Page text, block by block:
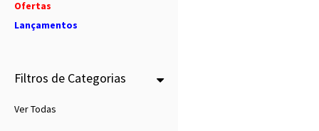
Ofertas
Lançamentos
Filtros de Categorias
Ver Todas